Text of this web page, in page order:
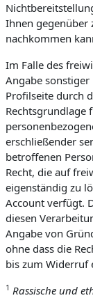
Ihnen gegenüber
nachkommen
Im Falle des
Angabe
Profilseite durch
Rechtsgrundlage
erschließender
betroffenen
Recht, die auf
eigenständig zu
Account verfügt.
diesen
Angabe von
ohne dass die
bis zum Widerruf
1 Rassische und